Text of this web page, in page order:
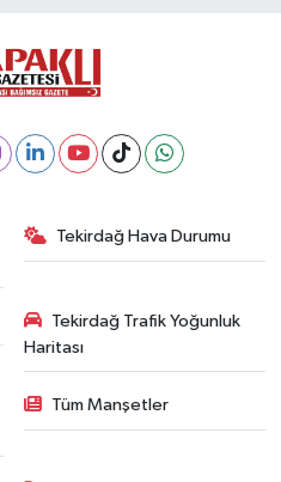
Tekirdağ Hava Durumu
Tekirdağ Trafik Yoğunluk
Haritası
Tüm Manşetler